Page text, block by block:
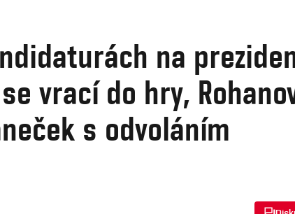
na
vrací do hry,
s odvoláním